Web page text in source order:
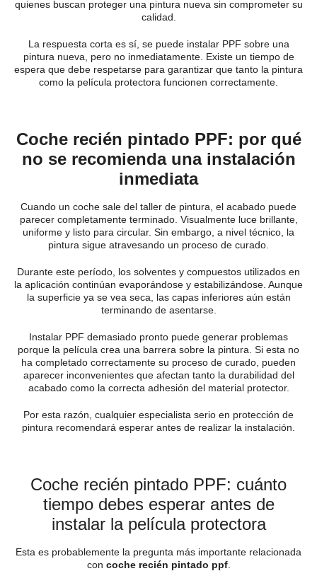
quienes buscan proteger una pintura nueva sin comprometer su
calidad.
La respuesta corta es sí, se puede instalar PPF sobre una
pintura nueva, pero no inmediatamente. Existe un tiempo de
espera que debe respetarse para garantizar que tanto la pintura
como la película protectora funcionen correctamente.
Coche recién pintado PPF: por qué
no se recomienda una instalación
inmediata
Cuando un coche sale del taller de pintura, el acabado puede
parecer completamente terminado. Visualmente luce brillante,
uniforme y listo para circular. Sin embargo, a nivel técnico, la
pintura sigue atravesando un proceso de curado.
Durante este período, los solventes y compuestos utilizados en
la aplicación continúan evaporándose y estabilizándose. Aunque
la superficie ya se vea seca, las capas inferiores aún están
terminando de asentarse.
Instalar PPF demasiado pronto puede generar problemas
porque la película crea una barrera sobre la pintura. Si esta no
ha completado correctamente su proceso de curado, pueden
aparecer inconvenientes que afectan tanto la durabilidad del
acabado como la correcta adhesión del material protector.
Por esta razón, cualquier especialista serio en protección de
pintura recomendará esperar antes de realizar la instalación.
Coche recién pintado PPF: cuánto
tiempo debes esperar antes de
instalar la película protectora
Esta es probablemente la pregunta más importante relacionada
con coche recién pintado ppf.